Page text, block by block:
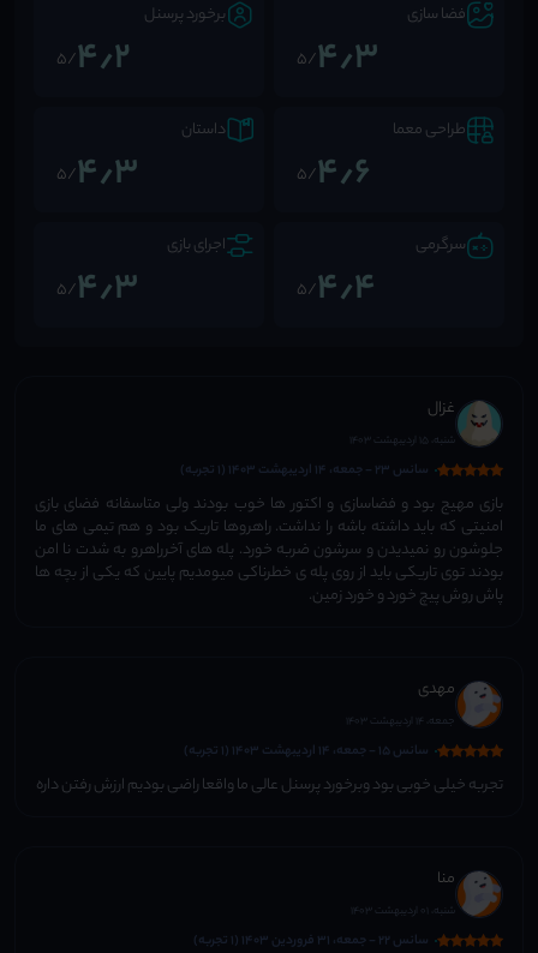
فضا سازی
4٫3/5
برخورد پرسنل
4٫2/5
طراحی معما
4٫6/5
داستان
4٫3/5
سرگرمی
4٫4/5
اجرای بازی
4٫3/5
غزال
شنبه، 15 اردیبهشت 1403
سانس 23 - جمعه، 14 اردیبهشت 1403 (1 تجربه)
بازی مهیج بود و فضاسازی و اکتور ها خوب بودند ولی متاسفانه فضای بازی
امنیتی که باید داشته باشه را نداشت. راهروها تاریک بود و هم تیمی های ما
جلوشون رو نمیدیدن و سرشون ضربه خورد. پله های آخرراهرو به شدت نا امن
بودند توی تاریکی باید از روی پله ی خطرناکی میومدیم پایین که یکی از بچه ها
پاش روش پیچ خورد و خورد زمین.
مهدی
جمعه، 14 اردیبهشت 1403
سانس 15 - جمعه، 14 اردیبهشت 1403 (1 تجربه)
تجربه خیلی خوبی بود وبرخورد پرسنل عالی ما واقعا راضی بودیم ارزش رفتن داره
منا
شنبه، 01 اردیبهشت 1403
سانس 22 - جمعه، 31 فروردین 1403 (1 تجربه)